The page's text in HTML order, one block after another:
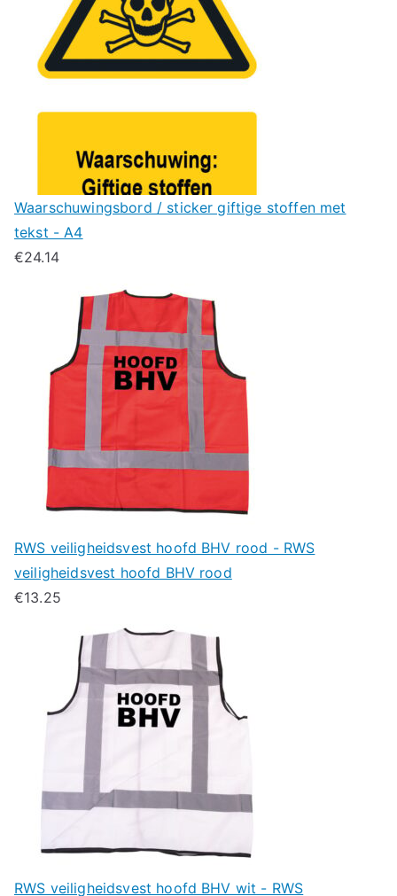
Waarschuwingsbord / sticker giftige stoffen met
tekst - A4
€24.14
RWS veiligheidsvest hoofd BHV rood - RWS
veiligheidsvest hoofd BHV rood
€13.25
RWS veiligheidsvest hoofd BHV wit - RWS